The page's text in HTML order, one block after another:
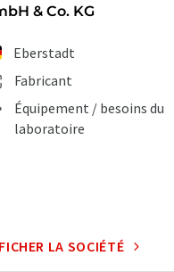
& Co. KG
Fabricant
Eberstadt
Équipement / besoins du
laboratoire
LA SOCIÉTÉ